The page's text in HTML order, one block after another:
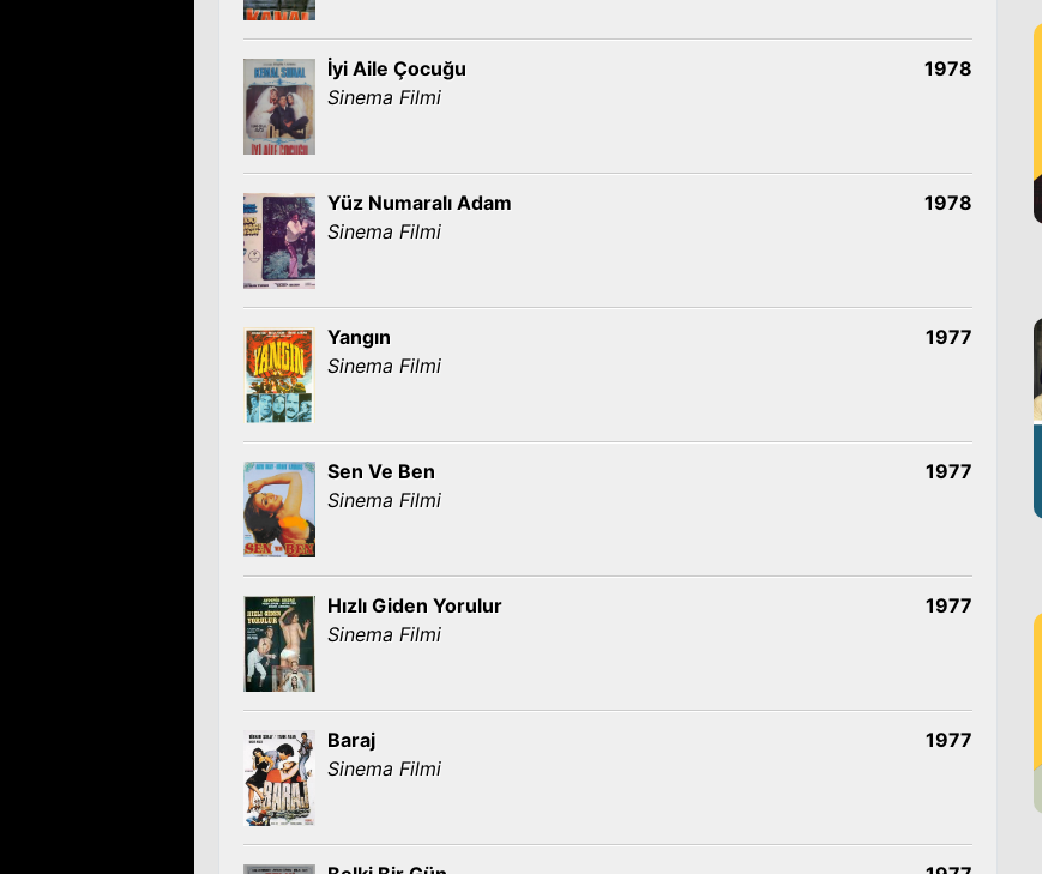
İyi Aile Çocuğu
Sinema Filmi
1978
Yüz Numaralı Adam
Sinema Filmi
1978
Yangın
Sinema Filmi
1977
Sen Ve Ben
Sinema Filmi
1977
Hızlı Giden Yorulur
Sinema Filmi
1977
Baraj
Sinema Filmi
1977